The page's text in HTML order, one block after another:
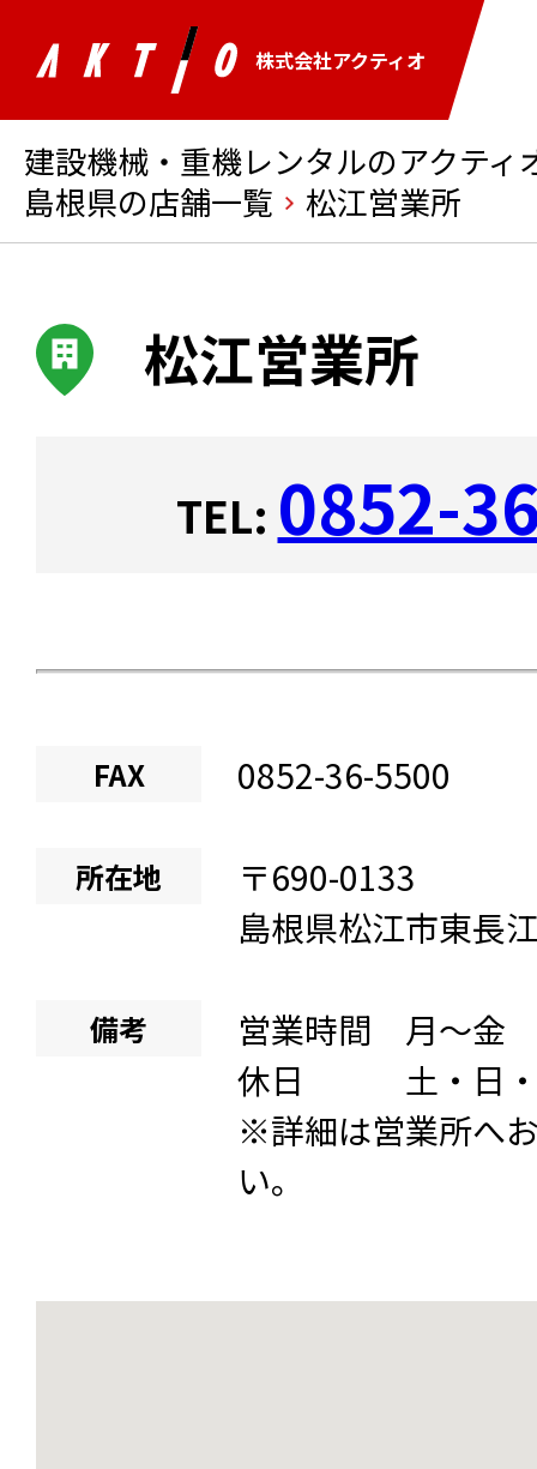
株式会社アクティオ
建設機械・重機レンタルのアクティ
島根県の店舗一覧
松江営業所
松江営業所
TEL: 0852-
FAX 0852-36-5500
所在地 〒690-0133
島根県松江市東長
備考
営業時間 月～金
休日 土・日・
※詳細は営業所へ
い。